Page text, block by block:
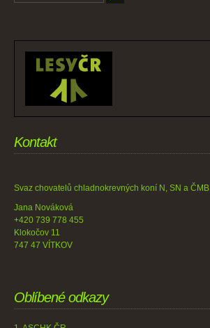
Kontakt
Svaz chovatelů chladnokrevných koní N, SN a ČMB
Jana Nováková
+420 739 778 455
Klokočov 11
747 47 VÍTKOV
Oblíbené odkazy